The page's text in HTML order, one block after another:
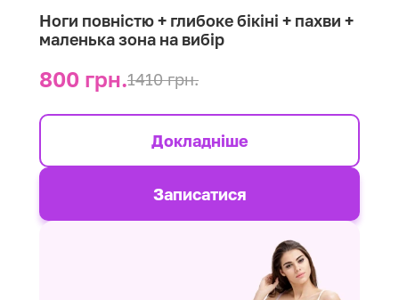
Ноги повністю + глибоке бікіні + пахви +
маленька зона на вибір
800 грн.1410 грн.
Докладніше
Записатися